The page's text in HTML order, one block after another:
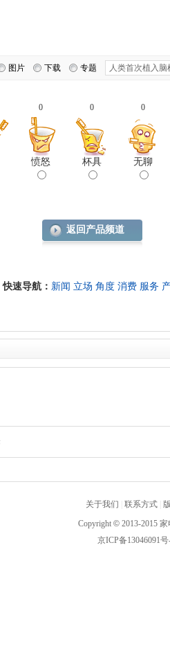
图片 下载 专题
0
愤怒
0
杯具
0
无聊
返回产品频道
快速导航： 新闻 立场 角度 消费 服务
关于我们 联系方式
Copyright © 2013-2015
京ICP备13046091号